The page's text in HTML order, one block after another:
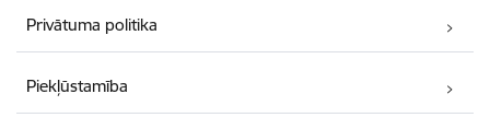
Privātuma politika
Piekļūstamība